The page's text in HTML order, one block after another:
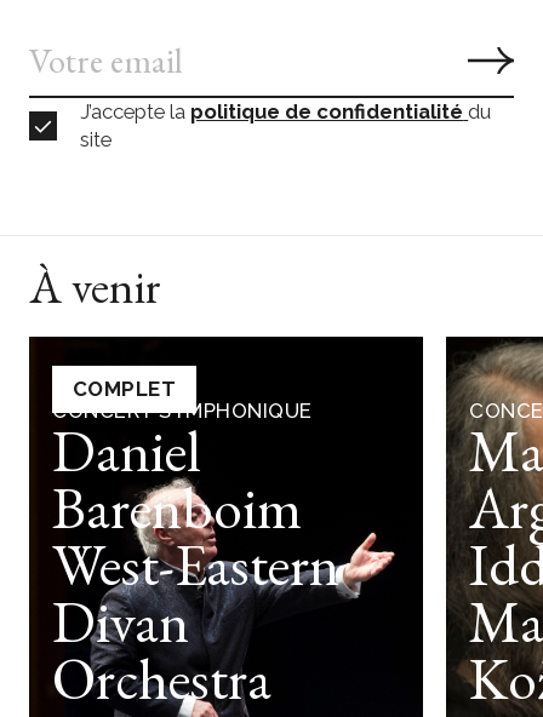
J’accepte la politique de confidentialité du
site
À venir
COMPLET
CONCERT SYMPHONIQUE
Daniel
Barenboim
West-Eastern
Divan
Orchestra